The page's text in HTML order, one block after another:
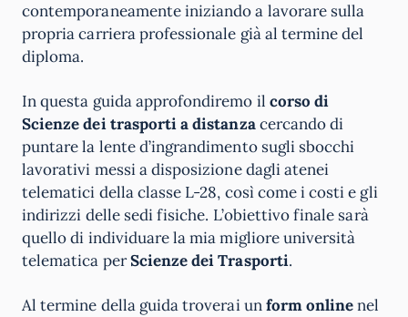
contemporaneamente iniziando a lavorare sulla
propria carriera professionale già al termine del
diploma.
In questa guida approfondiremo il corso di
Scienze dei trasporti a distanzacercando di
puntare la lente d’ingrandimento sugli sbocchi
lavorativi messi a disposizione dagli atenei
telematici della classe L-28, così come i costi e gli
indirizzi delle sedi fisiche. L’obiettivo finale sarà
quello di individuare la mia migliore università
telematica perScienze dei Trasporti.
Al termine della guida troverai unform onlinenel